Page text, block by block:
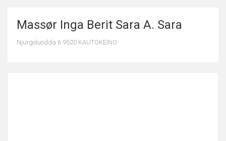
Massør Inga Berit Sara A. Sara
Njurgoluodda 6 9520 KAUTOKEINO